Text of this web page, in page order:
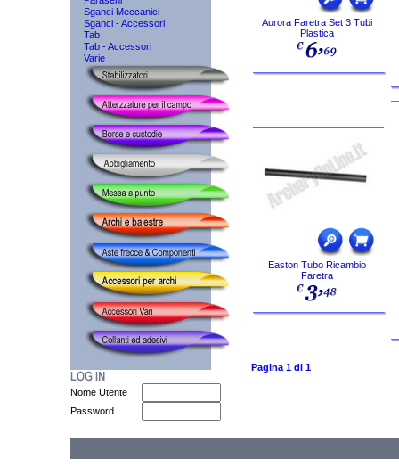
Sganci Meccanici
Sganci - Accessori
Tab
Tab - Accessori
Varie
Nome Utente
Password
Aurora Faretra Set 3 Tubi
Plastica
Easton Tubo Ricambio
Faretra
Pagina 1 di 1